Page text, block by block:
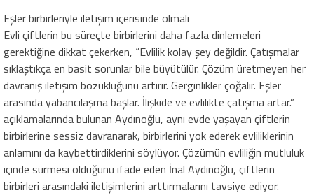
Eşler birbirleriyle iletişim içerisinde olmalı
Evli çiftlerin bu süreçte birbirlerini daha fazla dinlemeleri
gerektiğine dikkat çekerken, “Evlilik kolay şey değildir. Çatışmalar
sıklaştıkça en basit sorunlar bile büyütülür. Çözüm üretmeyen her
davranış iletişim bozukluğunu artırır. Gerginlikler çoğalır. Eşler
arasında yabancılaşma başlar. İlişkide ve evlilikte çatışma artar.”
açıklamalarında bulunan Aydınoğlu, aynı evde yaşayan çiftlerin
birbirlerine sessiz davranarak, birbirlerini yok ederek evliliklerinin
anlamını da kaybettirdiklerini söylüyor. Çözümün evliliğin mutluluk
içinde sürmesi olduğunu ifade eden İnal Aydınoğlu, çiftlerin
birbirleri arasındaki iletişimlerini arttırmalarını tavsiye ediyor.